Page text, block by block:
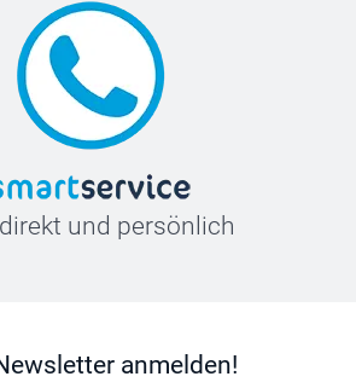
und persönlich
anmelden!